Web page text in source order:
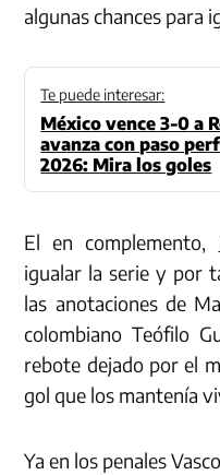
algunas chances para
Te puede interesar:
México vence 3-0 a
avanza con paso
2026: Mira los goles
El en complemento,
igualar la serie y por
las anotaciones de
colombiano Teófilo
rebote dejado por el
gol que los mantenía
Ya en los penales